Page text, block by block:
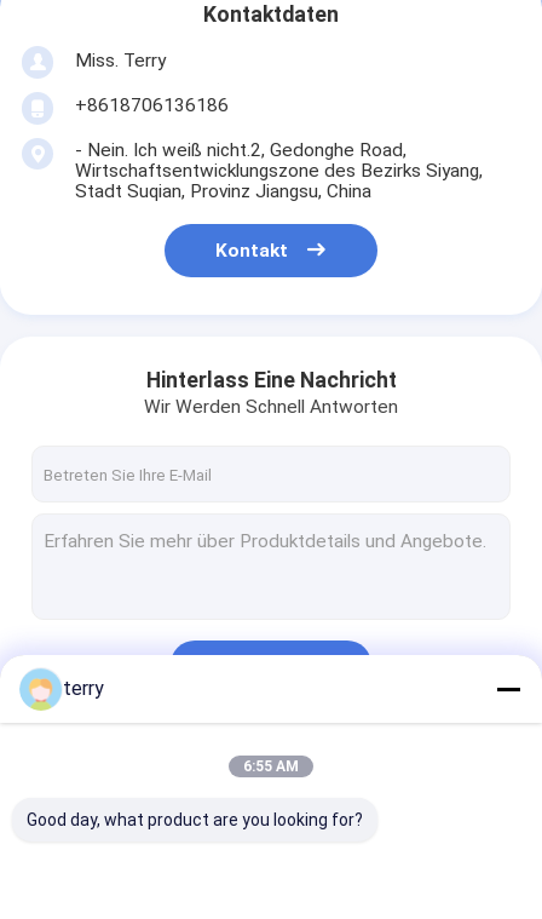
Kontaktdaten
Miss. Terry
+8618706136186
- Nein. Ich weiß nicht.2, Gedonghe Road,
Wirtschaftsentwicklungszone des Bezirks Siyang,
Stadt Suqian, Provinz Jiangsu, China
Kontakt
Hinterlass Eine Nachricht
Wir Werden Schnell Antworten
terry
6:55 AM
Good day, what product are you looking for?